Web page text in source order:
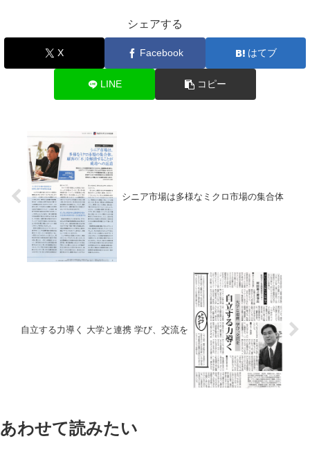
シェアする
X Facebook はてブ
LINE コピー
シニア市場は多様なミクロ市場の集合体
自立する力導く 大学と連携 学び、交流を
あわせて読みたい